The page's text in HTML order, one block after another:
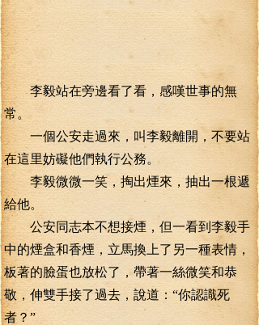
李毅站在旁邊看了看，感嘆世事的無
常。
一個公安走過來，叫李毅離開，不要站
在這里妨礙他們執行公務。
李毅微微一笑，掏出煙來，抽出一根遞
給他。
公安同志本不想接煙，但一看到李毅手
中的煙盒和香煙，立馬換上了另一種表情，
板著的臉蛋也放松了，帶著一絲微笑和恭
敬，伸雙手接了過去，說道：“你認識死
者？”